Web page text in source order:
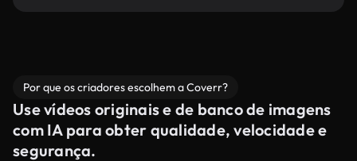
Por que os criadores escolhem a Coverr?
Use vídeos originais e de banco de imagens
com IA para obter qualidade, velocidade e
segurança.